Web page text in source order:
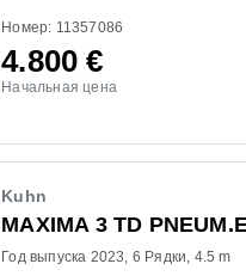
Номер: 11357086
4.800€
Начальная цена
Kuhn
MAXIMA 3 TD
Год выпуска 2023 6 Рядки 4.5 m